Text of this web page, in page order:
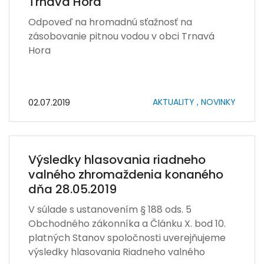
Odpoveď na hromadnú sťažnosť na
zásobovanie pitnou vodou v obci Trnavá
Hora
02.07.2019 AKTUALITY , NOVINKY
Výsledky hlasovania riadneho
valného zhromaždenia konaného
dňa 28.05.2019
V súlade s ustanovením § 188 ods. 5
Obchodného zákonníka a Článku X. bod 10.
platných Stanov spoločnosti uverejňujeme
výsledky hlasovania Riadneho valného